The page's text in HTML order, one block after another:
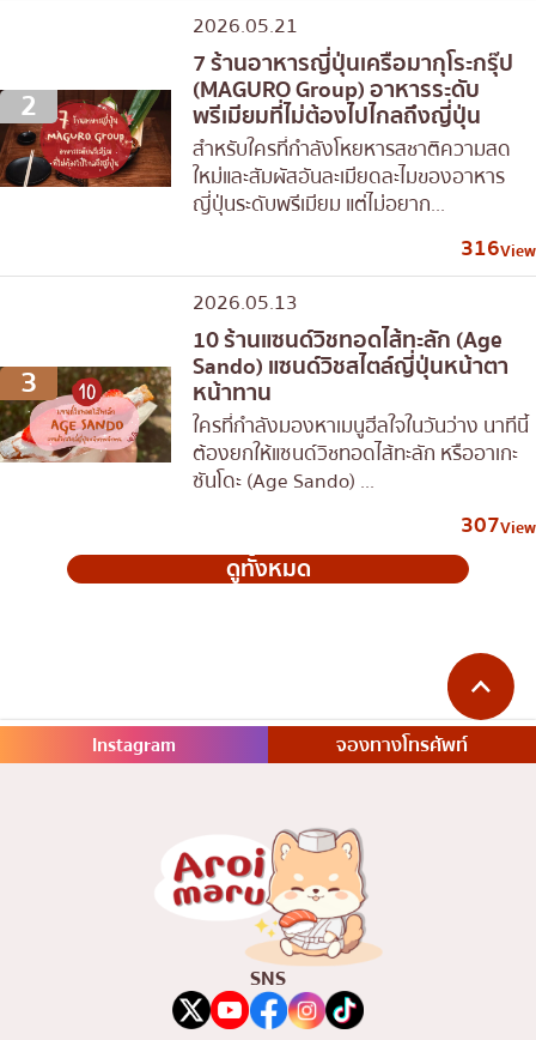
2
2026.05.21
7 ร้านอาหารญี่ปุ่นเครือมากุโระกรุ๊ป
(MAGURO Group) อาหารระดับ
พรีเมียมที่ไม่ต้องไปไกลถึงญี่ปุ่น
สำหรับใครที่กำลังโหยหารสชาติความสด
ใหม่และสัมผัสอันละเมียดละไมของอาหาร
ญี่ปุ่นระดับพรีเมียม แต่ไม่อยาก...
316View
3
2026.05.13
10 ร้านแซนด์วิชทอดไส้ทะลัก (Age
Sando) แซนด์วิชสไตล์ญี่ปุ่นหน้าตา
หน้าทาน
ใครที่กำลังมองหาเมนูฮีลใจในวันว่าง นาทีนี้
ต้องยกให้แซนด์วิชทอดไส้ทะลัก หรืออาเกะ
ซันโดะ (Age Sando) ...
307View
ดูทั้งหมด
Instagram จองทางโทรศัพท์
SNS